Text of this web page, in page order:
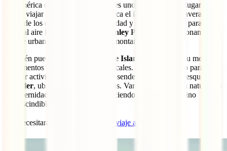
En América del Norte, Vancouver es uno de los mejores lugares
donde viajar en abril. Este mes marca el inicio de la primavera. Las
flores de los cerezos adornan la ciudad y el clima es ideal para hacer
cosas al aire libre. Pasea por el
Stanley Park
, un impresionante
parque urbano con vistas al mar y montañas.
También puedes explorar
Granville Island
, famosa por su mercado
de alimentos frescos y artesanías locales. Abril es perfecto para
realizar actividades como ciclismo, senderismo o incluso esquiar en
Whistler, ubicado a solo unas horas. Vancouver combina naturaleza
y modernidad de manera única, haciendo que sea un destino
imprescindible donde ir en abril.
👉 Necesitarás el mejor seguro de viaje a Canadá